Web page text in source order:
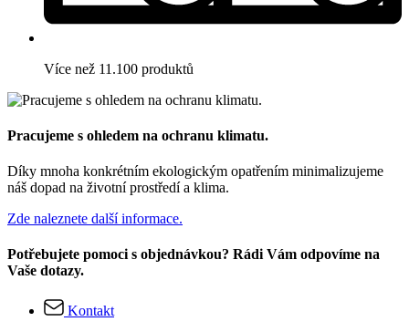
Více než 11.100 produktů
Pracujeme s ohledem na ochranu klimatu.
Díky mnoha konkrétním ekologickým opatřením minimalizujeme
náš dopad na životní prostředí a klima.
Zde naleznete další informace.
Potřebujete pomoci s objednávkou? Rádi Vám odpovíme na
Vaše dotazy.
Kontakt